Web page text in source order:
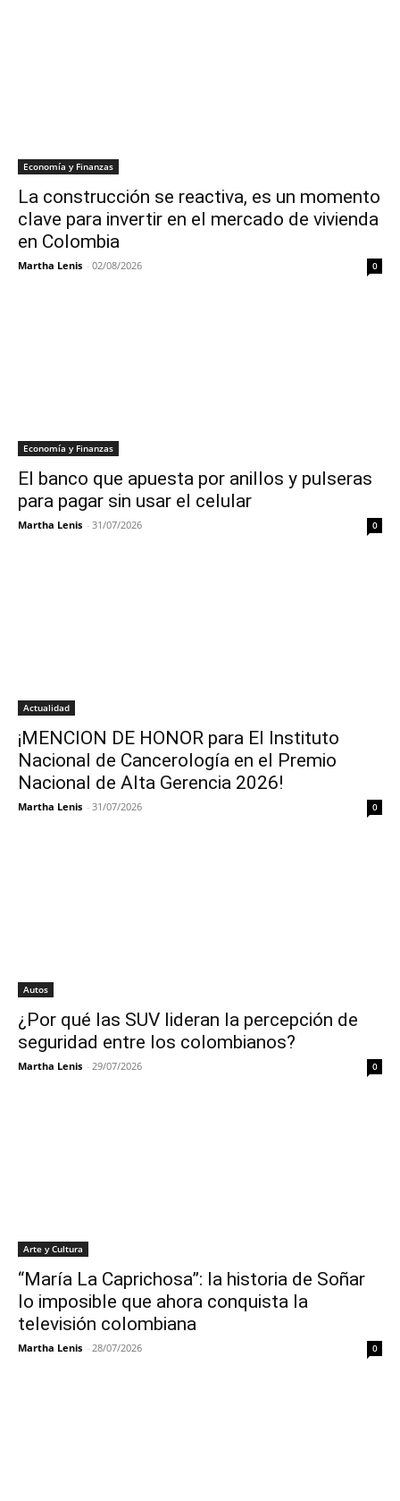
Economía y Finanzas
La construcción se reactiva, es un momento
clave para invertir en el mercado de vivienda
en Colombia
Martha Lenis - 02/08/2026 0
Economía y Finanzas
El banco que apuesta por anillos y pulseras
para pagar sin usar el celular
Martha Lenis - 31/07/2026 0
Actualidad
¡MENCION DE HONOR para El Instituto
Nacional de Cancerología en el Premio
Nacional de Alta Gerencia 2026!
Martha Lenis - 31/07/2026 0
Autos
¿Por qué las SUV lideran la percepción de
seguridad entre los colombianos?
Martha Lenis - 29/07/2026 0
Arte y Cultura
“María La Caprichosa”: la historia de Soñar
lo imposible que ahora conquista la
televisión colombiana
Martha Lenis - 28/07/2026 0